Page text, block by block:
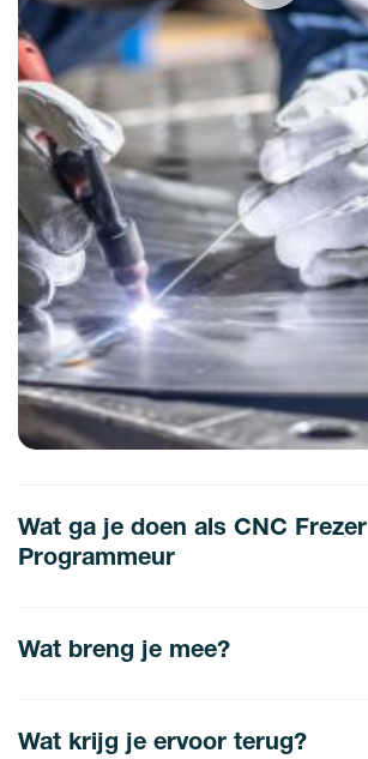
Wat ga je doen als CNC Frezer
Programmeur
Wat breng je mee?
Wat krijg je ervoor terug?